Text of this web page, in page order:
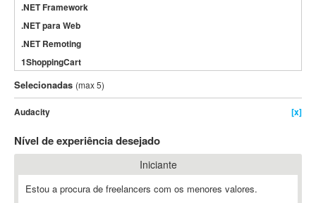
.NET Framework
.NET para Web
.NET Remoting
1ShoppingCart
3DS Max
3GSM
4D Dimension
802.11
A&P
A2Billing
Selecionadas (max 5)
Audacity [x]
Nível de experiência desejado
Iniciante
Estou a procura de freelancers com os menores valores.